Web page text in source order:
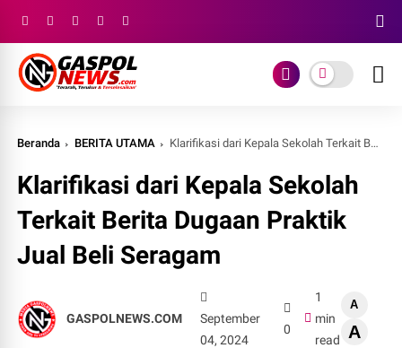
Beranda BERITA UTAMA Klarifikasi dari Kepala Sekolah Terkait Berita Dugaan Praktik Jual Beli Seragam
Klarifikasi dari Kepala Sekolah
Terkait Berita Dugaan Praktik
Jual Beli Seragam
GASPOLNEWS.COM
September
04, 2024
0
1
min
read
A
A